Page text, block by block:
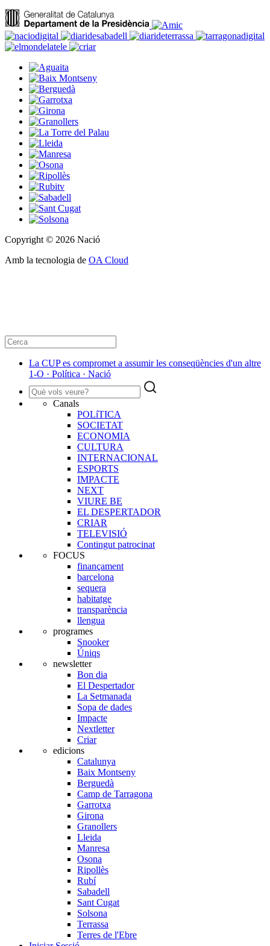
Copyright © 2026 Nació
Amb la tecnologia de OA Cloud
La CUP es compromet a assumir les conseqüències d'un altre
1-O · Política · Nació
Canals
POLíTICA
SOCIETAT
ECONOMIA
CULTURA
INTERNACIONAL
ESPORTS
IMPACTE
NEXT
VIURE BE
EL DESPERTADOR
CRIAR
TELEVISIÓ
Contingut patrocinat
FOCUS
finançament
barcelona
sequera
habitatge
transparència
llengua
programes
Snooker
Úniqs
newsletter
Bon dia
El Despertador
La Setmanada
Sopa de dades
Impacte
Nextletter
Criar
edicions
Catalunya
Baix Montseny
Berguedà
Camp de Tarragona
Garrotxa
Girona
Granollers
Lleida
Manresa
Osona
Ripollès
Rubí
Sabadell
Sant Cugat
Solsona
Terrassa
Terres de l'Ebre